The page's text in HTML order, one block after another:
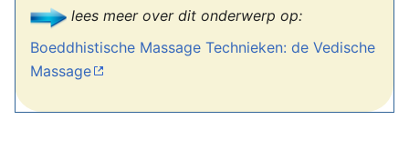
lees meer over dit onderwerp op:
Boeddhistische Massage Technieken: de Vedische
Massage